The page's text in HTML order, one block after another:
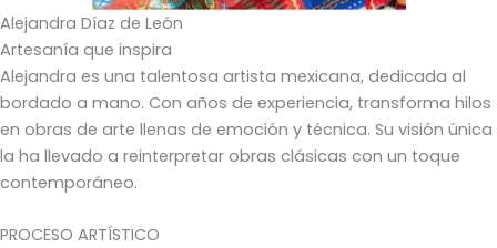
Alejandra Díaz de León
Artesanía que inspira
Alejandra es una talentosa artista mexicana, dedicada al
bordado a mano. Con años de experiencia, transforma hilos
en obras de arte llenas de emoción y técnica. Su visión única
la ha llevado a reinterpretar obras clásicas con un toque
contemporáneo.
PROCESO ARTÍSTICO